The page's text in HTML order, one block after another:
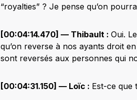
“royalties” ? Je pense qu’on
[00:04:14.470] — Thibault : Oui.
qu’on reverse à nos ayants droit
sont reversés aux personnes qui
[00:04:31.150] — Loïc : Est-ce que